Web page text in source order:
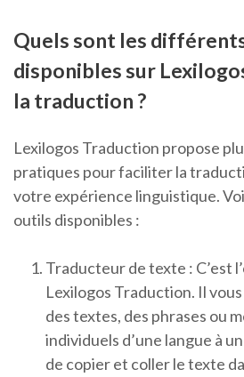
Quels sont les
disponibles sur
la traduction ?
Lexilogos Traduction propose
pratiques pour faciliter la
votre expérience linguistique.
outils disponibles :
Traducteur de texte : C’est
Lexilogos Traduction. Il
des textes, des phrases ou
individuels d’une langue à
de copier et coller le texte